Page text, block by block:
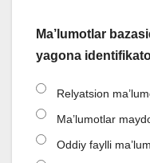
Ma’lumotlar
yagona
Relyatsion
Ma’lumotlar
Oddiy faylli